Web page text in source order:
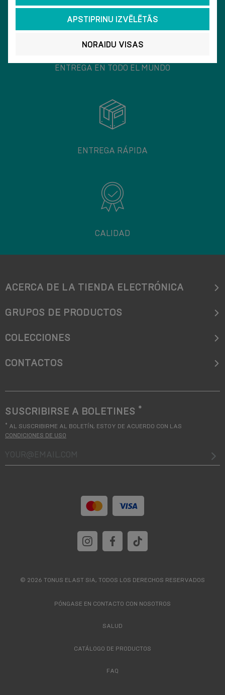
ENTREGA EN TODO EL MUNDO
ENTREGA RÁPIDA
CALIDAD
ACERCA DE LA TIENDA ELECTRÓNICA
GRUPOS DE PRODUCTOS
COLECCIONES
CONTACTOS
SUSCRIBIRSE A BOLETINES *
* AL SUSCRIBIRME AL BOLETÍN, ESTOY DE ACUERDO CON LAS
CONDICIONES DE USO
your@email.com
© 2026 TONUS ELAST SIA, TODOS LOS DERECHOS RESERVADOS
PÓNGASE EN CONTACTO CON NOSOTROS
SALUD
CATÁLOGO DE PRODUCTOS
FAQ
APSTIPRINU IZVĒLĒTĀS
NORAIDU VISAS